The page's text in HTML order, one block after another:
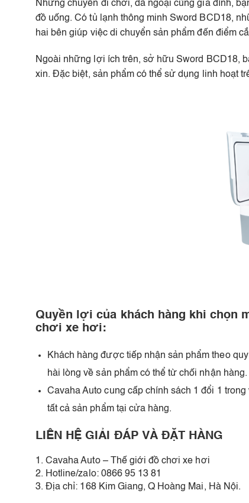
Những chuyến đi chơi, dã ngoại cùng gia đình,
đồ uống. Có tủ lạnh thông minh Sword BCD18,
hai bên giúp việc di chuyển sản phẩm đến điểm
Ngoài những lợi ích trên, sở hữu Sword BCD18,
xin. Đặc biệt, sản phẩm có thể sử dụng linh hoạt
Quyền lợi của khách hàng khi chọn
chơi xe hơi:
Khách hàng được tiếp nhận sản phẩm theo
hài lòng về sản phẩm có thể từ chối nhận hàng.
Cavaha Auto cung cấp chính sách 1 đổi 1
tất cả sản phẩm tại cửa hàng.
LIÊN HỆ GIẢI ĐÁP VÀ ĐẶT HÀNG
1. Cavaha Auto – Thế giới đồ chơi xe hơi
2. Hotline/zalo: 0866 95 13 81
3. Địa chỉ: 168 Kim Giang, Q Hoàng Mai, Hà Nội.